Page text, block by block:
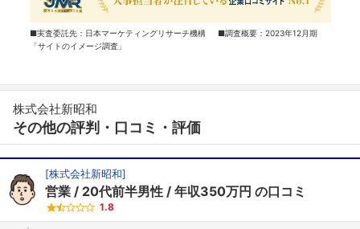
■実査委託先：日本マーケティングリサーチ機構 ■調査概要：2023年12月期
「サイトのイメージ調査」
株式会社新昭和
その他の評判・口コミ・評価
[株式会社新昭和]
営業 20代前半男性 年収350万円 の口コミ
1.8